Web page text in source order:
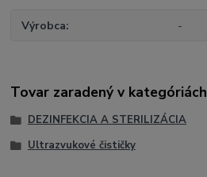
Výrobca -
Tovar zaradený v kategóriách
DEZINFEKCIA A STERILIZÁCIA
Ultrazvukové čističky